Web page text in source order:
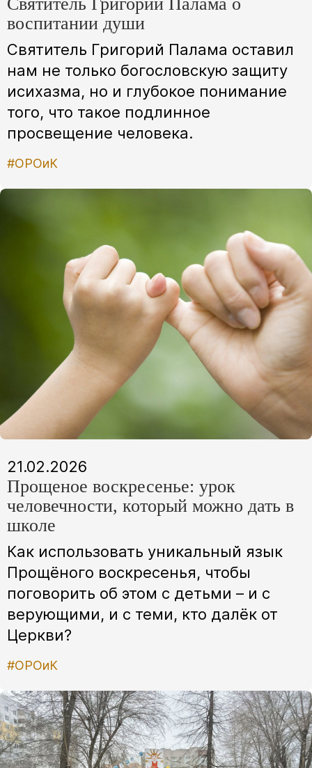
воспитании души
Святитель Григорий Палама оставил
нам не только богословскую защиту
исихазма, но и глубокое понимание
того, что такое подлинное
просвещение человека.
#ОРОиК
21.02.2026
Прощеное воскресенье: урок
человечности, который можно дать в
школе
Как использовать уникальный язык
Прощёного воскресенья, чтобы
поговорить об этом с детьми – и с
верующими, и с теми, кто далёк от
Церкви?
#ОРОиК